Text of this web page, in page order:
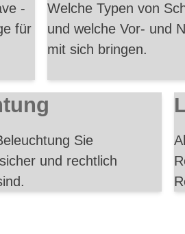
-
für
Welche Typen von
und welche Vor- und
mit sich bringen.
Sie
und rechtlich